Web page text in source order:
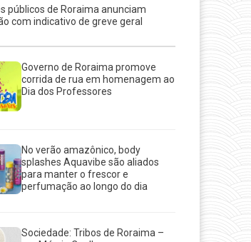
públicos de Roraima anunciam
com indicativo de greve geral
Governo de Roraima promove
corrida de rua em homenagem ao
Dia dos Professores
No verão amazônico, body
splashes Aquavibe são aliados
para manter o frescor e
perfumação ao longo do dia
Sociedade: Tribos de Roraima –